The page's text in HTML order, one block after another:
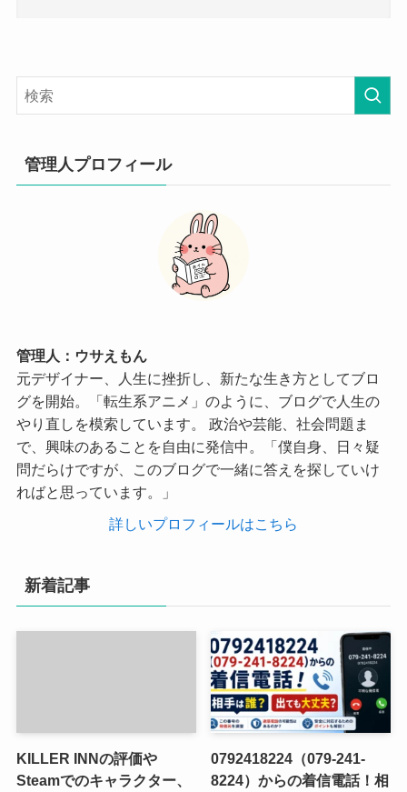
管理人プロフィール
管理人：ウサえもん
元デザイナー、人生に挫折し、新たな生き方としてブロ
グを開始。「転生系アニメ」のように、ブログで人生の
やり直しを模索しています。 政治や芸能、社会問題ま
で、興味のあることを自由に発信中。「僕自身、日々疑
問だらけですが、このブログで一緒に答えを探していけ
ればと思っています。」
詳しいプロフィールはこちら
新着記事
KILLER INNの評価や
Steamでのキャラクター、
0792418224（079-241-
8224）からの着信電話！相